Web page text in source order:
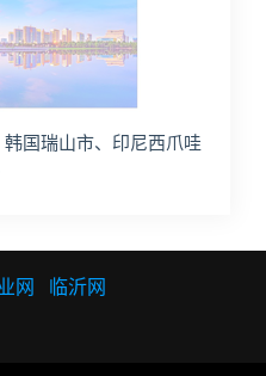
国瑞山市、印尼西爪哇
网
临沂网